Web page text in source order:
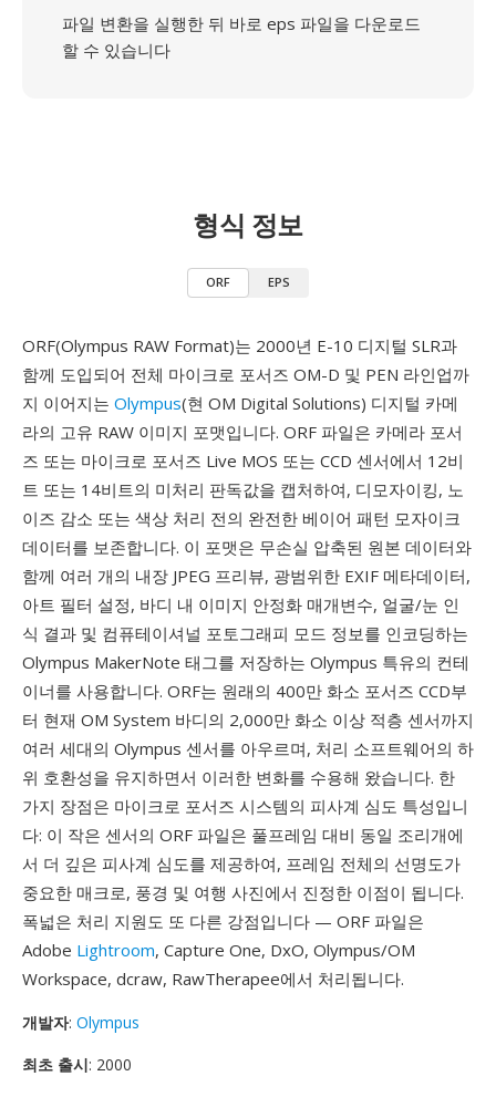
파일 변환을 실행한 뒤 바로 eps 파일을 다운로드
할 수 있습니다
형식 정보
ORF EPS
ORF(Olympus RAW Format)는 2000년 E-10 디지털 SLR과
함께 도입되어 전체 마이크로 포서즈 OM-D 및 PEN 라인업까
지 이어지는 Olympus(현 OM Digital Solutions) 디지털 카메
라의 고유 RAW 이미지 포맷입니다. ORF 파일은 카메라 포서
즈 또는 마이크로 포서즈 Live MOS 또는 CCD 센서에서 12비
트 또는 14비트의 미처리 판독값을 캡처하여, 디모자이킹, 노
이즈 감소 또는 색상 처리 전의 완전한 베이어 패턴 모자이크
데이터를 보존합니다. 이 포맷은 무손실 압축된 원본 데이터와
함께 여러 개의 내장 JPEG 프리뷰, 광범위한 EXIF 메타데이터,
아트 필터 설정, 바디 내 이미지 안정화 매개변수, 얼굴/눈 인
식 결과 및 컴퓨테이셔널 포토그래피 모드 정보를 인코딩하는
Olympus MakerNote 태그를 저장하는 Olympus 특유의 컨테
이너를 사용합니다. ORF는 원래의 400만 화소 포서즈 CCD부
터 현재 OM System 바디의 2,000만 화소 이상 적층 센서까지
여러 세대의 Olympus 센서를 아우르며, 처리 소프트웨어의 하
위 호환성을 유지하면서 이러한 변화를 수용해 왔습니다. 한
가지 장점은 마이크로 포서즈 시스템의 피사계 심도 특성입니
다: 이 작은 센서의 ORF 파일은 풀프레임 대비 동일 조리개에
서 더 깊은 피사계 심도를 제공하여, 프레임 전체의 선명도가
중요한 매크로, 풍경 및 여행 사진에서 진정한 이점이 됩니다.
폭넓은 처리 지원도 또 다른 강점입니다 — ORF 파일은
Adobe Lightroom, Capture One, DxO, Olympus/OM
Workspace, dcraw, RawTherapee에서 처리됩니다.
개발자: Olympus
최초 출시: 2000